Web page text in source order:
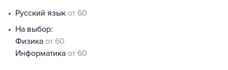
русский язык от 60
На выбор:
физика от 60
информатика от 60